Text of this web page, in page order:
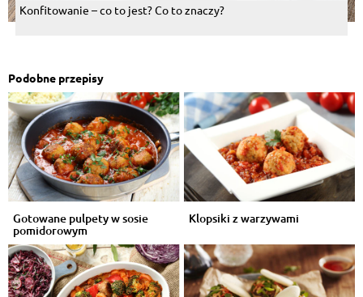
Konfitowanie – co to jest? Co to znaczy?
Podobne przepisy
Gotowane pulpety w sosie
pomidorowym
Klopsiki z warzywami